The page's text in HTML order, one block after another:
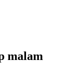
malam